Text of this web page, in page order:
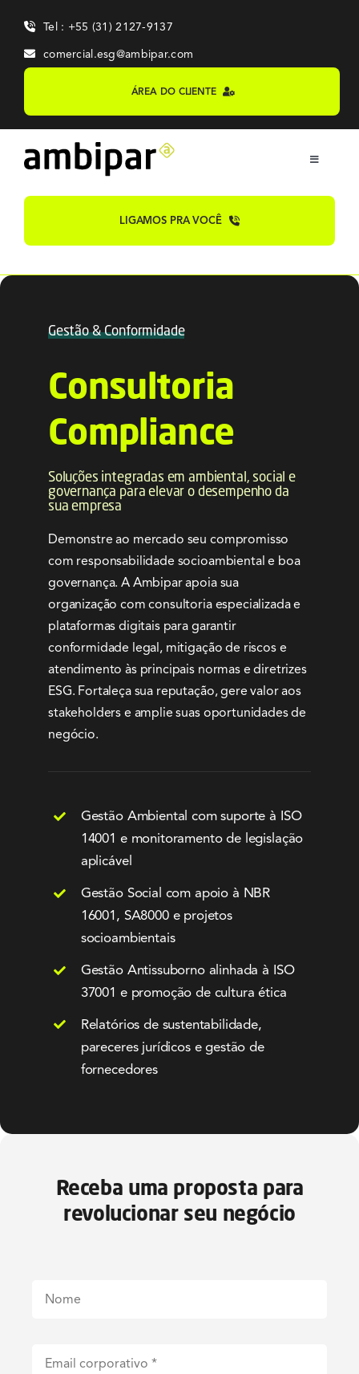
content
Tel : +55 (31) 2127-9137
comercial.esg@ambipar.com
ÁREA DO CLIENTE
Toggle
Home
LIGAMOS PRA VOCÊ
Gestão & Conformidade
Consultoria
Compliance
Soluções integradas em ambiental, social e
governança para elevar o desempenho da
sua empresa
Demonstre ao mercado seu compromisso
com responsabilidade socioambiental e boa
governança. A Ambipar apoia sua
organização com consultoria especializada e
plataformas digitais para garantir
conformidade legal, mitigação de riscos e
atendimento às principais normas e diretrizes
ESG. Fortaleça sua reputação, gere valor aos
stakeholders e amplie suas oportunidades de
negócio.
Gestão Ambiental com suporte à ISO
14001 e monitoramento de legislação
aplicável
Gestão Social com apoio à NBR
16001, SA8000 e projetos
socioambientais
Gestão Antissuborno alinhada à ISO
37001 e promoção de cultura ética
Relatórios de sustentabilidade,
pareceres jurídicos e gestão de
fornecedores
Receba uma proposta para
revolucionar seu negócio